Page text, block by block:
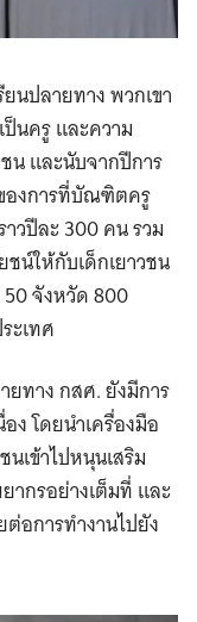
นปลายทาง พวกเขา
นครู และความ
น และนับจากปีการ
องการที่บัณฑิตครู
วปีละ 300 คน รวม
ชน์ให้กับเด็กเยาวชน
จังหวัด 800
ะเทศ
ยทาง กสศ. ยังมีการ
โดยนำเครื่องมือ
เข้าไปหนุนเสริม
ากรอย่างเต็มที่ และ
ต่อการทำงานไปยัง